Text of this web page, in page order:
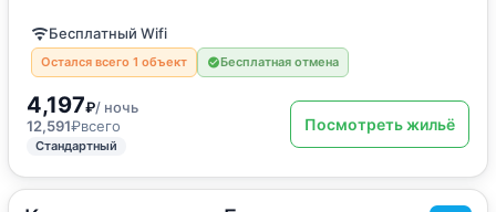
Бесплатный Wifi
Остался всего 1 объект Бесплатная отмена
4,197₽/ ночь
12,591₽всего
Стандартный
Посмотреть жильё